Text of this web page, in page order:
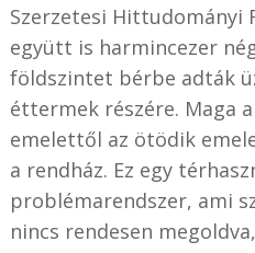
Szerzetesi Hittudományi
együtt is harmincezer
földszintet bérbe adták
éttermek részére. Maga
emelettől az ötödik
a rendház. Ez egy
problémarendszer, ami
nincs rendesen